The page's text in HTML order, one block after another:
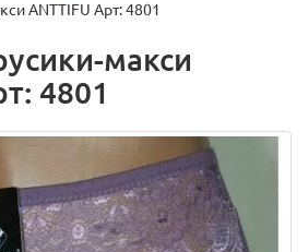
ANTTIFU Арт: 4801
макси
4801